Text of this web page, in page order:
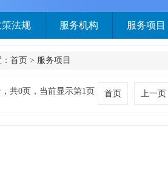
策法规 服务机构 服务项目
首页 > 服务项目
共0页，当前显示第1页 首页 上一页